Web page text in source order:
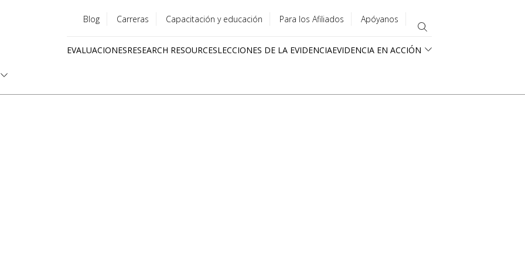
menu
Blog Carreras Capacitación y educación Para los Afiliados Apóyanos
EVALUACIONESRESEARCH RESOURCESLECCIONES DE LA EVIDENCIAEVIDENCIA EN ACCIÓN